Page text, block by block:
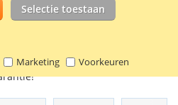
Selectie toestaan
Marketing Voorkeuren
TE VERGELIJKEN
131A (CF211A) toner cartridge.
pagina’s.